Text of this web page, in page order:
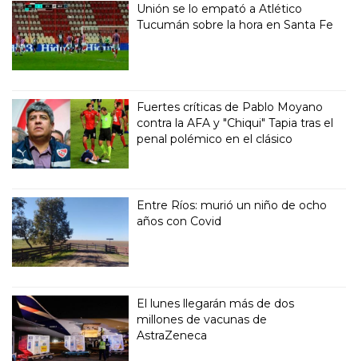
Unión se lo empató a Atlético
Tucumán sobre la hora en Santa Fe
Fuertes críticas de Pablo Moyano
contra la AFA y "Chiqui" Tapia tras el
penal polémico en el clásico
Entre Ríos: murió un niño de ocho
años con Covid
El lunes llegarán más de dos
millones de vacunas de
AstraZeneca